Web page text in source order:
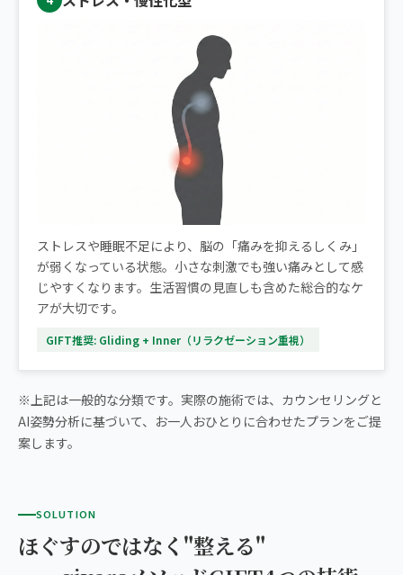
ストレスや睡眠不足により、脳の「痛みを抑えるしくみ」
が弱くなっている状態。小さな刺激でも強い痛みとして感
じやすくなります。生活習慣の見直しも含めた総合的なケ
アが大切です。
GIFT推奨: Gliding + Inner（リラクゼーション重視）
※上記は一般的な分類です。実際の施術では、カウンセリングと
AI姿勢分析に基づいて、お一人おひとりに合わせたプランをご提
案します。
SOLUTION
ほぐすのではなく"整える"